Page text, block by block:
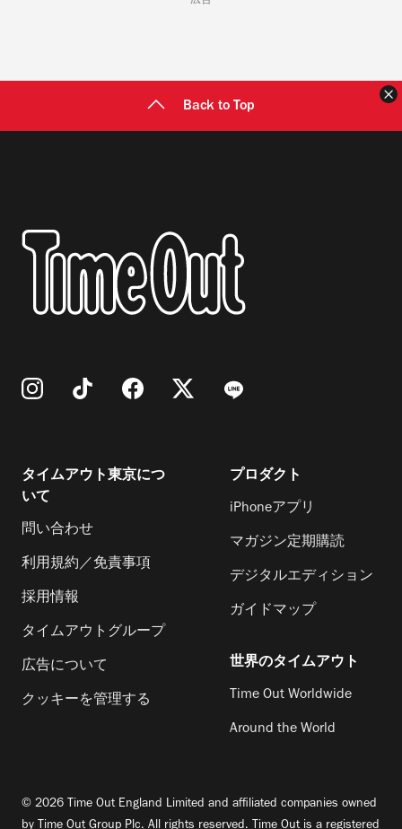
Back to Top
タイムアウト東京につ
いて
問い合わせ
利用規約／免責事項
採用情報
タイムアウトグループ
広告について
クッキーを管理する
プロダクト
iPhoneアプリ
マガジン定期購読
デジタルエディション
ガイドマップ
世界のタイムアウト
Time Out Worldwide
Around the World
© 2026 Time Out England Limited and affiliated companies owned
by Time Out Group Plc. All rights reserved. Time Out is a registered